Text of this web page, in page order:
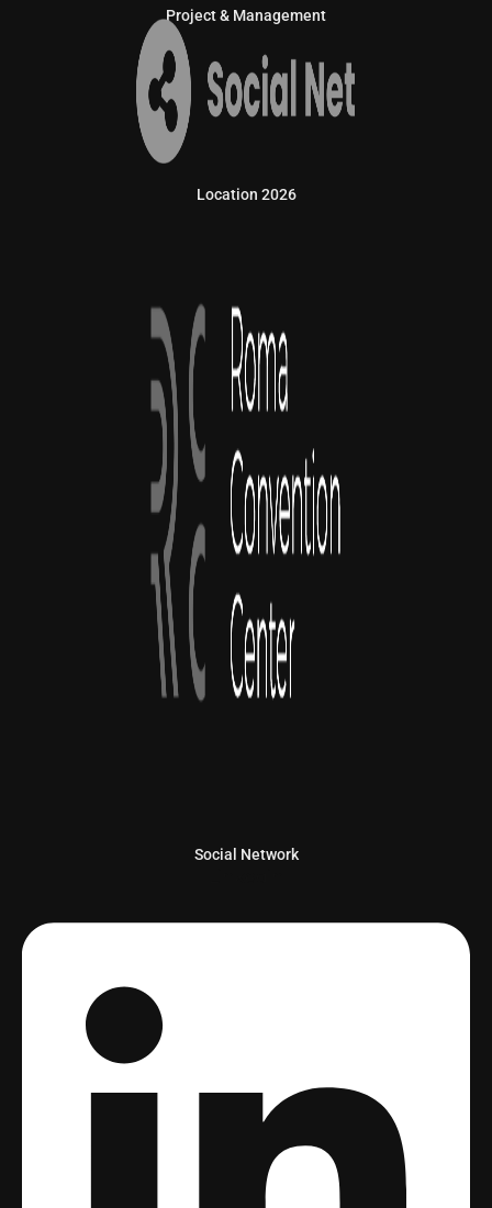
Project & Management
Location 2026
Social Network